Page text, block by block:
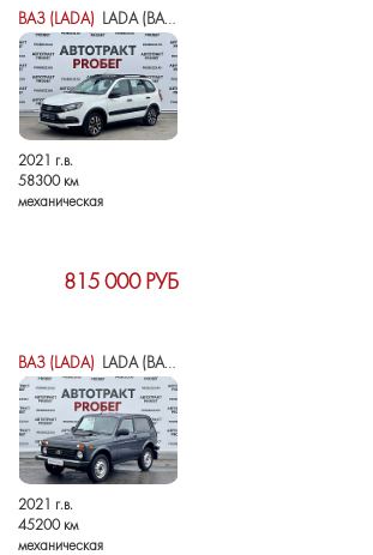
ВАЗ (LADA) LADA (ВАЗ) GRANTA I РЕСТАЙЛИНГ
2021 г.в.
58300 км
механическая
815 000 РУБ
ВАЗ (LADA) LADA (ВАЗ) 2121 (4X4) I РЕСТАЙЛИНГ (2020)
2021 г.в.
45200 км
механическая